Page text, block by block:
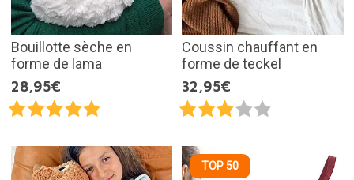
Bouillotte sèche en
forme de lama
28,95€
Coussin chauffant en
forme de teckel
32,95€
TOP 50